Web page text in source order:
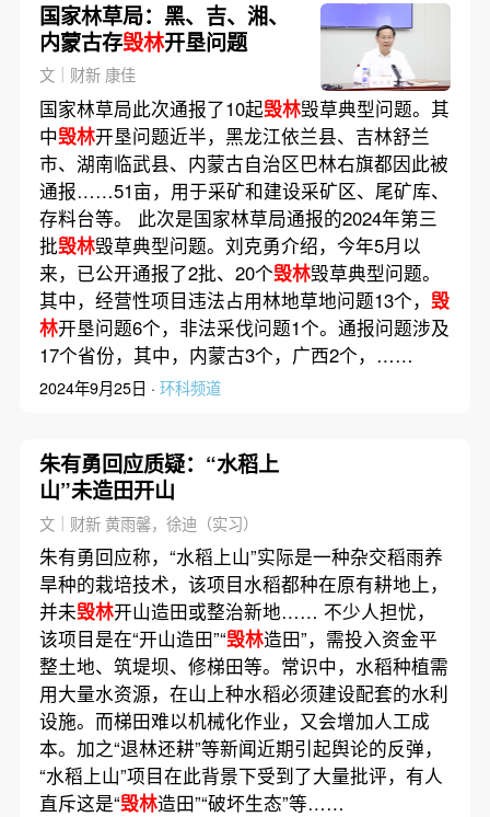
国家林草局：黑、吉、湘、
内蒙古存毁林开垦问题
文｜财新 康佳
国家林草局此次通报了10起毁林毁草典型问题。其
中毁林开垦问题近半，黑龙江依兰县、吉林舒兰
市、湖南临武县、内蒙古自治区巴林右旗都因此被
通报……51亩，用于采矿和建设采矿区、尾矿库、
存料台等。 此次是国家林草局通报的2024年第三
批毁林毁草典型问题。刘克勇介绍，今年5月以
来，已公开通报了2批、20个毁林毁草典型问题。
其中，经营性项目违法占用林地草地问题13个， 毁
林开垦问题6个，非法采伐问题1个。通报问题涉及
17个省份，其中，内蒙古3个，广西2个，……
2024年9月25日 · 环科频道
朱有勇回应质疑：“水稻上
山”未造田开山
文｜财新 黄雨馨，徐迪（实习）
朱有勇回应称，“水稻上山”实际是一种杂交稻雨养
旱种的栽培技术，该项目水稻都种在原有耕地上，
并未毁林开山造田或整治新地…… 不少人担忧，
该项目是在“开山造田”“毁林造田”，需投入资金平
整土地、筑堤坝、修梯田等。常识中，水稻种植需
用大量水资源，在山上种水稻必须建设配套的水利
设施。而梯田难以机械化作业，又会增加人工成
本。加之“退林还耕”等新闻近期引起舆论的反弹，
“水稻上山”项目在此背景下受到了大量批评，有人
直斥这是“毁林造田”“破坏生态”等……